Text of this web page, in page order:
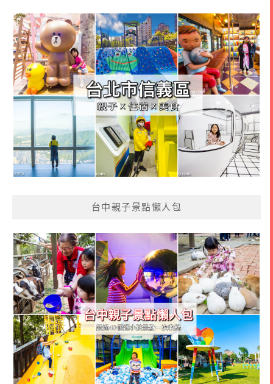
台中親子景點懶人包